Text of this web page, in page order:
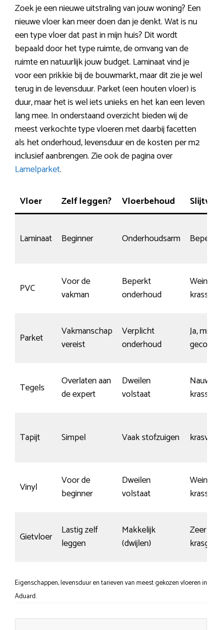
Zoek je een nieuwe uitstraling van jouw woning? Een
nieuwe vloer kan meer doen dan je denkt. Wat is nu
een type vloer dat past in mijn huis? Dit wordt
bepaald door het type ruimte, de omvang van de
ruimte en natuurlijk jouw budget. Laminaat vind je
voor een prikkie bij de bouwmarkt, maar dit zie je wel
terug in de levensduur. Parket (een houten vloer) is
duur, maar het is wel iets unieks en het kan een leven
lang mee. In onderstaand overzicht bieden wij de
meest verkochte type vloeren met daarbij facetten
als het onderhoud, levensduur en de kosten per m2
inclusief aanbrengen. Zie ook de pagina over
Lamelparket.
Vloer Zelf leggen? Vloerbehoud
Laminaat Beginner Onderhoudsarm Beperkt
PVC
Voor de
vakman
Beperkt
onderhoud
Weinig
krassen
Parket
Vakmanschap
vereist
Verplicht
onderhoud
Ja, mits
gecoat
Tegels
Overlaten aan
de expert
Dweilen
volstaat
krassen
Tapijt Simpel Vaak stofzuigen krasvrij
Vinyl
Voor de
beginner
Dweilen
volstaat
Weinig
krassen
Gietvloer
Lastig zelf
leggen
Makkelijk
(dwijlen)
Zeer
Eigenschappen, levensduur en tarieven van meest gekozen vloeren in
Aduard.